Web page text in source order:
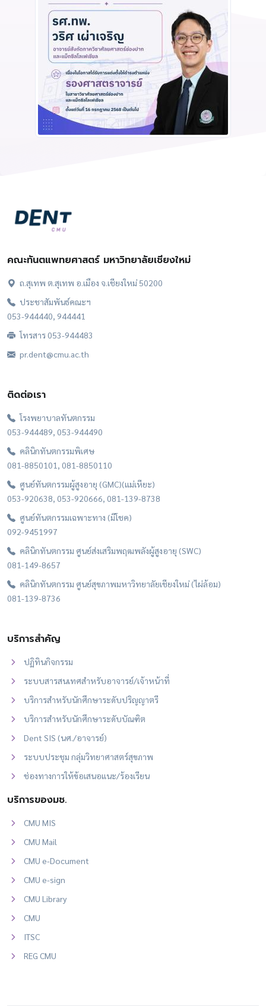
คณะทันตแพทยศาสตร์ มหาวิทยาลัยเชียงใหม่
ถ.สุเทพ ต.สุเทพ อ.เมือง จ.เชียงใหม่ 50200
ประชาสัมพันธ์คณะฯ
053-944440, 944441
โทรสาร 053-944483
pr.dent@cmu.ac.th
ติดต่อเรา
โรงพยาบาลทันตกรรม
053-944489, 053-944490
คลินิกทันตกรรมพิเศษ
081-8850101, 081-8850110
ศูนย์ทันตกรรมผู้สูงอายุ (GMC)(แม่เหียะ)
053-920638, 053-920666, 081-139-8738
ศูนย์ทันตกรรมเฉพาะทาง (มีโชค)
092-9451997
คลินิกทันตกรรม ศูนย์ส่งเสริมพฤฒพลังผู้สูงอายุ (SWC)
081-149-8657
คลินิกทันตกรรม ศูนย์สุขภาพมหาวิทยาลัยเชียงใหม่ (ไผ่ล้อม)
081-139-8736
บริการสำคัญ
ปฏิทินกิจกรรม
ระบบสารสนเทศสำหรับอาจารย์/เจ้าหน้าที่
บริการสำหรับนักศึกษาระดับปริญญาตรี
บริการสำหรับนักศึกษาระดับบัณฑิต
Dent SIS (นศ./อาจารย์)
ระบบประชุม กลุ่มวิทยาศาสตร์สุขภาพ
ช่องทางการให้ข้อเสนอแนะ/ร้องเรียน
บริการของมช.
CMU MIS
CMU Mail
CMU e-Document
CMU e-sign
CMU Library
CMU
ITSC
REG CMU